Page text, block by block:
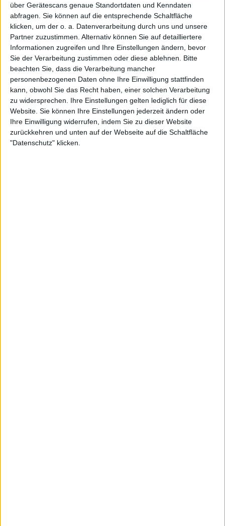
über Gerätescans genaue Standortdaten und Kenndaten
abfragen. Sie können auf die entsprechende Schaltfläche
klicken, um der o. a. Datenverarbeitung durch uns und unsere
Partner zuzustimmen. Alternativ können Sie auf detailliertere
Informationen zugreifen und Ihre Einstellungen ändern, bevor
Sie der Verarbeitung zustimmen oder diese ablehnen.
Bitte
beachten Sie, dass die Verarbeitung mancher
personenbezogenen Daten ohne Ihre Einwilligung stattfinden
kann, obwohl Sie das Recht haben, einer solchen Verarbeitung
zu widersprechen. Ihre Einstellungen gelten lediglich für diese
Website. Sie können Ihre Einstellungen jederzeit ändern oder
Ihre Einwilligung widerrufen, indem Sie zu dieser Website
zurückkehren und unten auf der Webseite auf die Schaltfläche
"Datenschutz" klicken.
– und der Band übrigens auch nicht. Klar, Rossi hat leider
den obligatorischen Pferdeschwanz nicht mehr und
Gitarrist Rick Parfitt sieht in seiner Lederjacke aus wie ein
Rockerrentner. Dennoch, STATUS QUO schaffen es locker,
so manchen Jungspunden in die Suppe zu spucken.
Zusätzlich zur DVD gibt es noch eine Tour-
Dokumentation, die das Herz der Fans höher schlagen
lassen wird. Außerdem beinhaltet das Package noch eine
Doppel-Live-CD, aufgenommen im Hammersmith
Apollo. Ebenfalls ein Träumchen für die Ohren, von der
Setlist allerdings gleich wie die DVD.